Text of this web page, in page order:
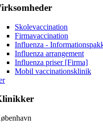
Skolevaccination
Firmavaccination
Influenza -
Influenza arrangement
Influenza priser [Firma]
Mobil vaccinationsklinik